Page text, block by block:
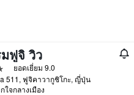
ฟูจิ วิว
ยอดเยี่ยม 9.0
511, ฟูจิคาวากูชิโกะ, ญี่ปุ่น
ใจกลางเมือง